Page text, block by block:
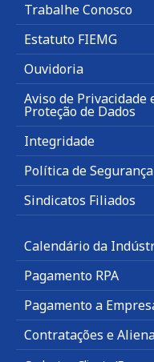
Trabalhe Conosco
Estatuto FIEMG
Ouvidoria
Aviso de Privacidade
Proteção de Dados
Integridade
Política de
Sindicatos Filiados
Calendário da
Pagamento RPA
Pagamento a
Contratações e